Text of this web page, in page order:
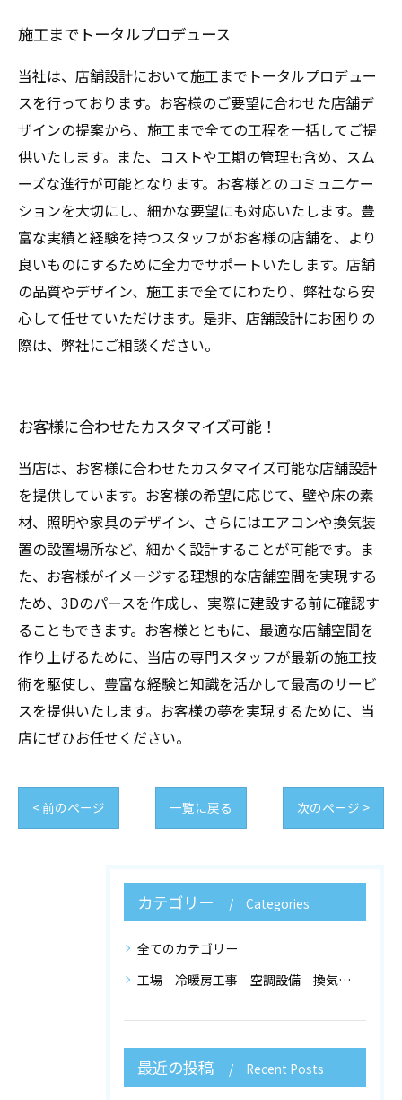
施工までトータルプロデュース
当社は、店舗設計において施工までトータルプロデュー
スを行っております。お客様のご要望に合わせた店舗デ
ザインの提案から、施工まで全ての工程を一括してご提
供いたします。また、コストや工期の管理も含め、スム
ーズな進行が可能となります。お客様とのコミュニケー
ションを大切にし、細かな要望にも対応いたします。豊
富な実績と経験を持つスタッフがお客様の店舗を、より
良いものにするために全力でサポートいたします。店舗
の品質やデザイン、施工まで全てにわたり、弊社なら安
心して任せていただけます。是非、店舗設計にお困りの
際は、弊社にご相談ください。
お客様に合わせたカスタマイズ可能！
当店は、お客様に合わせたカスタマイズ可能な店舗設計
を提供しています。お客様の希望に応じて、壁や床の素
材、照明や家具のデザイン、さらにはエアコンや換気装
置の設置場所など、細かく設計することが可能です。ま
た、お客様がイメージする理想的な店舗空間を実現する
ため、3Dのパースを作成し、実際に建設する前に確認す
ることもできます。お客様とともに、最適な店舗空間を
作り上げるために、当店の専門スタッフが最新の施工技
術を駆使し、豊富な経験と知識を活かして最高のサービ
スを提供いたします。お客様の夢を実現するために、当
店にぜひお任せください。
< 前のページ 一覧に戻る 次のページ >
カテゴリー Categories
全てのカテゴリー
工場 冷暖房工事 空調設備 換気設備 店舗設計
最近の投稿 Recent Posts